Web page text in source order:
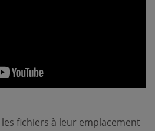
les fichiers à leur emplacement